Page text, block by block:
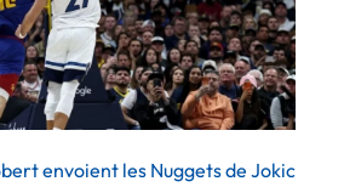
envoient les Nuggets de Jokic